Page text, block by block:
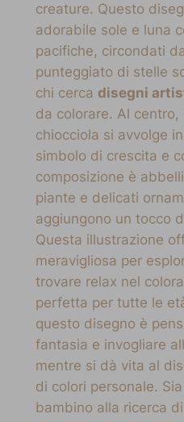
creature. Questo
adorabile sole e luna
pacifiche, circondati
punteggiato di stelle
chi cerca disegni
da colorare. Al centro,
chiocciola si avvolge
simbolo di crescita e
composizione è
piante e delicati
aggiungono un tocco
Questa illustrazione
meravigliosa per
trovare relax nel
perfetta per tutte le
questo disegno è
fantasia e invogliare
mentre si dà vita al
di colori personale.
bambino alla ricerca